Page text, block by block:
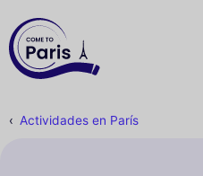
Actividades en París